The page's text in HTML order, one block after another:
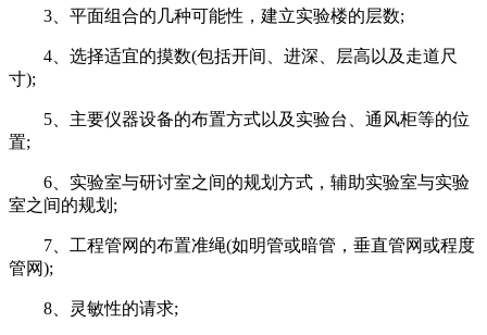
3、平面组合的几种可能性，建立实验楼的层数;
4、选择适宜的摸数(包括开间、进深、层高以及走道尺
寸);
5、主要仪器设备的布置方式以及实验台、通风柜等的位
置;
6、实验室与研讨室之间的规划方式，辅助实验室与实验
室之间的规划;
7、工程管网的布置准绳(如明管或暗管，垂直管网或程度
管网);
8、灵敏性的请求;